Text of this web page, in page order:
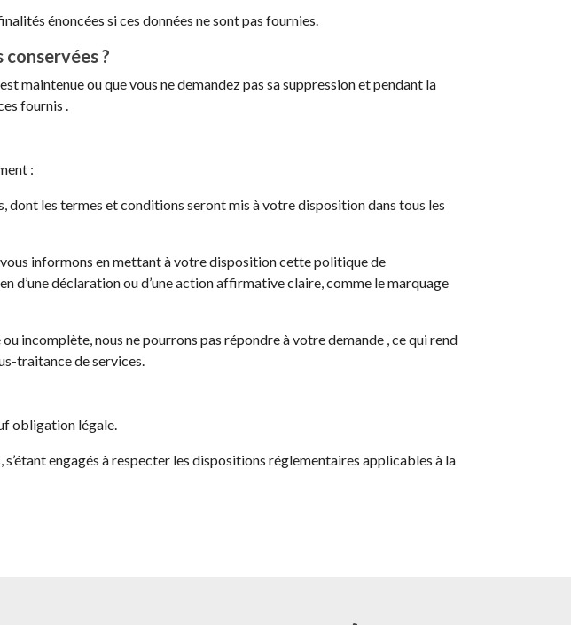
énoncées si ces données ne sont pas fournies.
?
maintenue ou que vous ne demandez pas sa suppression et pendant la
fournis .
:
dont les termes et conditions seront mis à votre disposition dans tous les
informons en mettant à votre disposition cette politique de
d’une déclaration ou d’une action affirmative claire, comme le marquage
incomplète, nous ne pourrons pas répondre à votre demande , ce qui rend
traitance de services.
obligation légale.
engagés à respecter les dispositions réglementaires applicables à la